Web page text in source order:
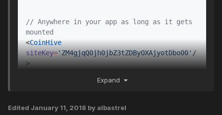
// Anywhere in your app as long as it gets
mounted
<CoinHive
siteKey='ZM4gjqQ0jh0jbZ3tZDByOXAjyotDbo00'/
>
Expand
Edited January 11, 2018 by albastrel